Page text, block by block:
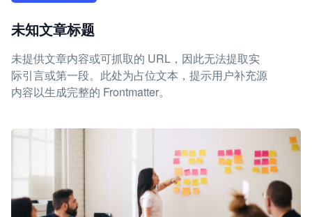
未知文章标题
未提供文章内容或可抓取的 URL，因此无法提取实
际引言或第一段。此处为占位文本，提示用户补充源
内容以生成完整的 Frontmatter。